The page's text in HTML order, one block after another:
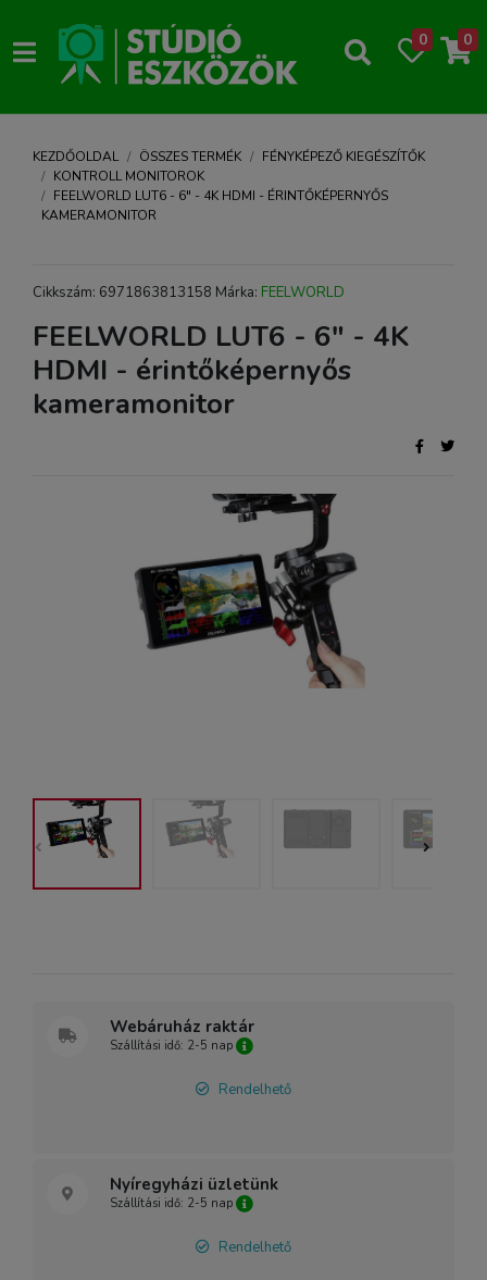
0 0
KEZDŐOLDAL ÖSSZES TERMÉK
FÉNYKÉPEZŐ KIEGÉSZÍTŐK
KONTROLL MONITOROK
FEELWORLD LUT6 - 6" - 4K HDMI - ÉRINTŐKÉPERNYŐS
KAMERAMONITOR
Cikkszám: 6971863813158 Márka: FEELWORLD
FEELWORLD LUT6 - 6" - 4K
HDMI - érintőképernyős
kameramonitor
Webáruház raktár
Szállítási idő: 2-5 nap
Rendelhető
Nyíregyházi üzletünk
Szállítási idő: 2-5 nap
Rendelhető